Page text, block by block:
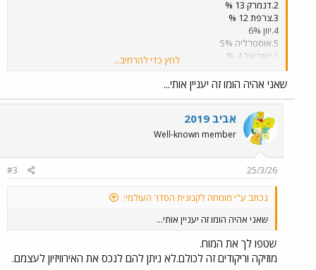
2.דנמרק 13 %
3.צרפת 12 %
4.יוון 6%
5.אוסטרליה 5%
6. ישראל 4 %
8.איטליה 3 %.
בהצלחה לנו.לפי דעתי ישראל ראויה בוודאות למקום ראשון.רק בגלל
המלחמה,המוסלמים,
ופוליטיקה זה לא יקרה.
ונבדוק
כמה נכונים ההימורים האלה.
לחץ כדי להרחיב...
שאני אהיה הומו זה יעניין אותי...
אביב 2019
Well-known member
25/3/26
#3
נכתב ע"י מומחה לקנונית הסדר העולמי:
שאני אהיה הומו זה יעניין אותי...
שטפו לך את המוח.
מוזיקה וריקודים זה לכולם.לא ניתן להם לנכס את האירוויזיון לעצמם.